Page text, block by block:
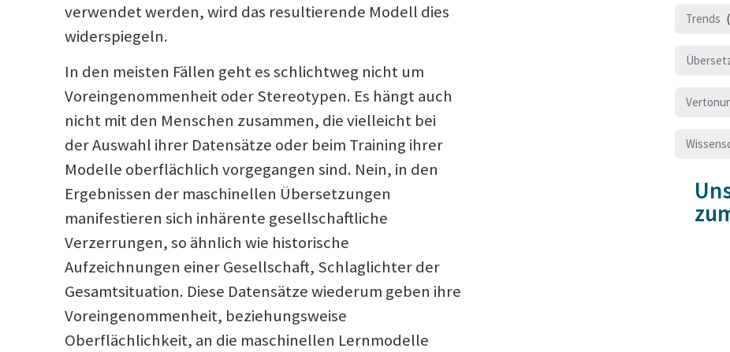
verwendet werden, wird das resultierende Modell dies
widerspiegeln.
In den meisten Fällen geht es schlichtweg nicht um
Voreingenommenheit oder Stereotypen. Es hängt auch
nicht mit den Menschen zusammen, die vielleicht bei
der Auswahl ihrer Datensätze oder beim Training ihrer
Modelle oberflächlich vorgegangen sind. Nein, in den
Ergebnissen der maschinellen Übersetzungen
manifestieren sich inhärente gesellschaftliche
Verzerrungen, so ähnlich wie historische
Aufzeichnungen einer Gesellschaft, Schlaglichter der
Gesamtsituation. Diese Datensätze wiederum geben ihre
Voreingenommenheit, beziehungsweise
Oberflächlichkeit, an die maschinellen Lernmodelle
Trends